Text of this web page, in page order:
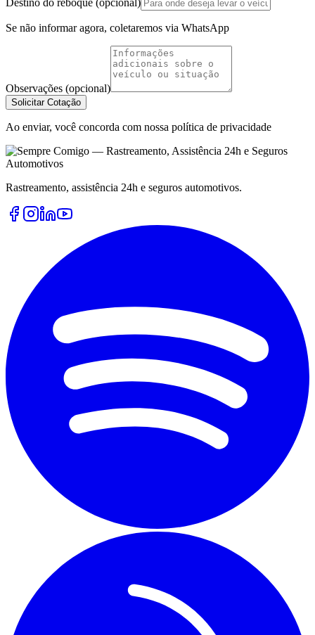
Destino do reboque (opcional)
Se não informar agora, coletaremos via WhatsApp
Observações (opcional)
Solicitar Cotação
Ao enviar, você concorda com nossa política de privacidade
Rastreamento, assistência 24h e seguros automotivos.